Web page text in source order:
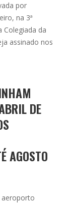
por
na 3ª
Colegiada da
assinado nos
DE
AGOSTO
aeroporto